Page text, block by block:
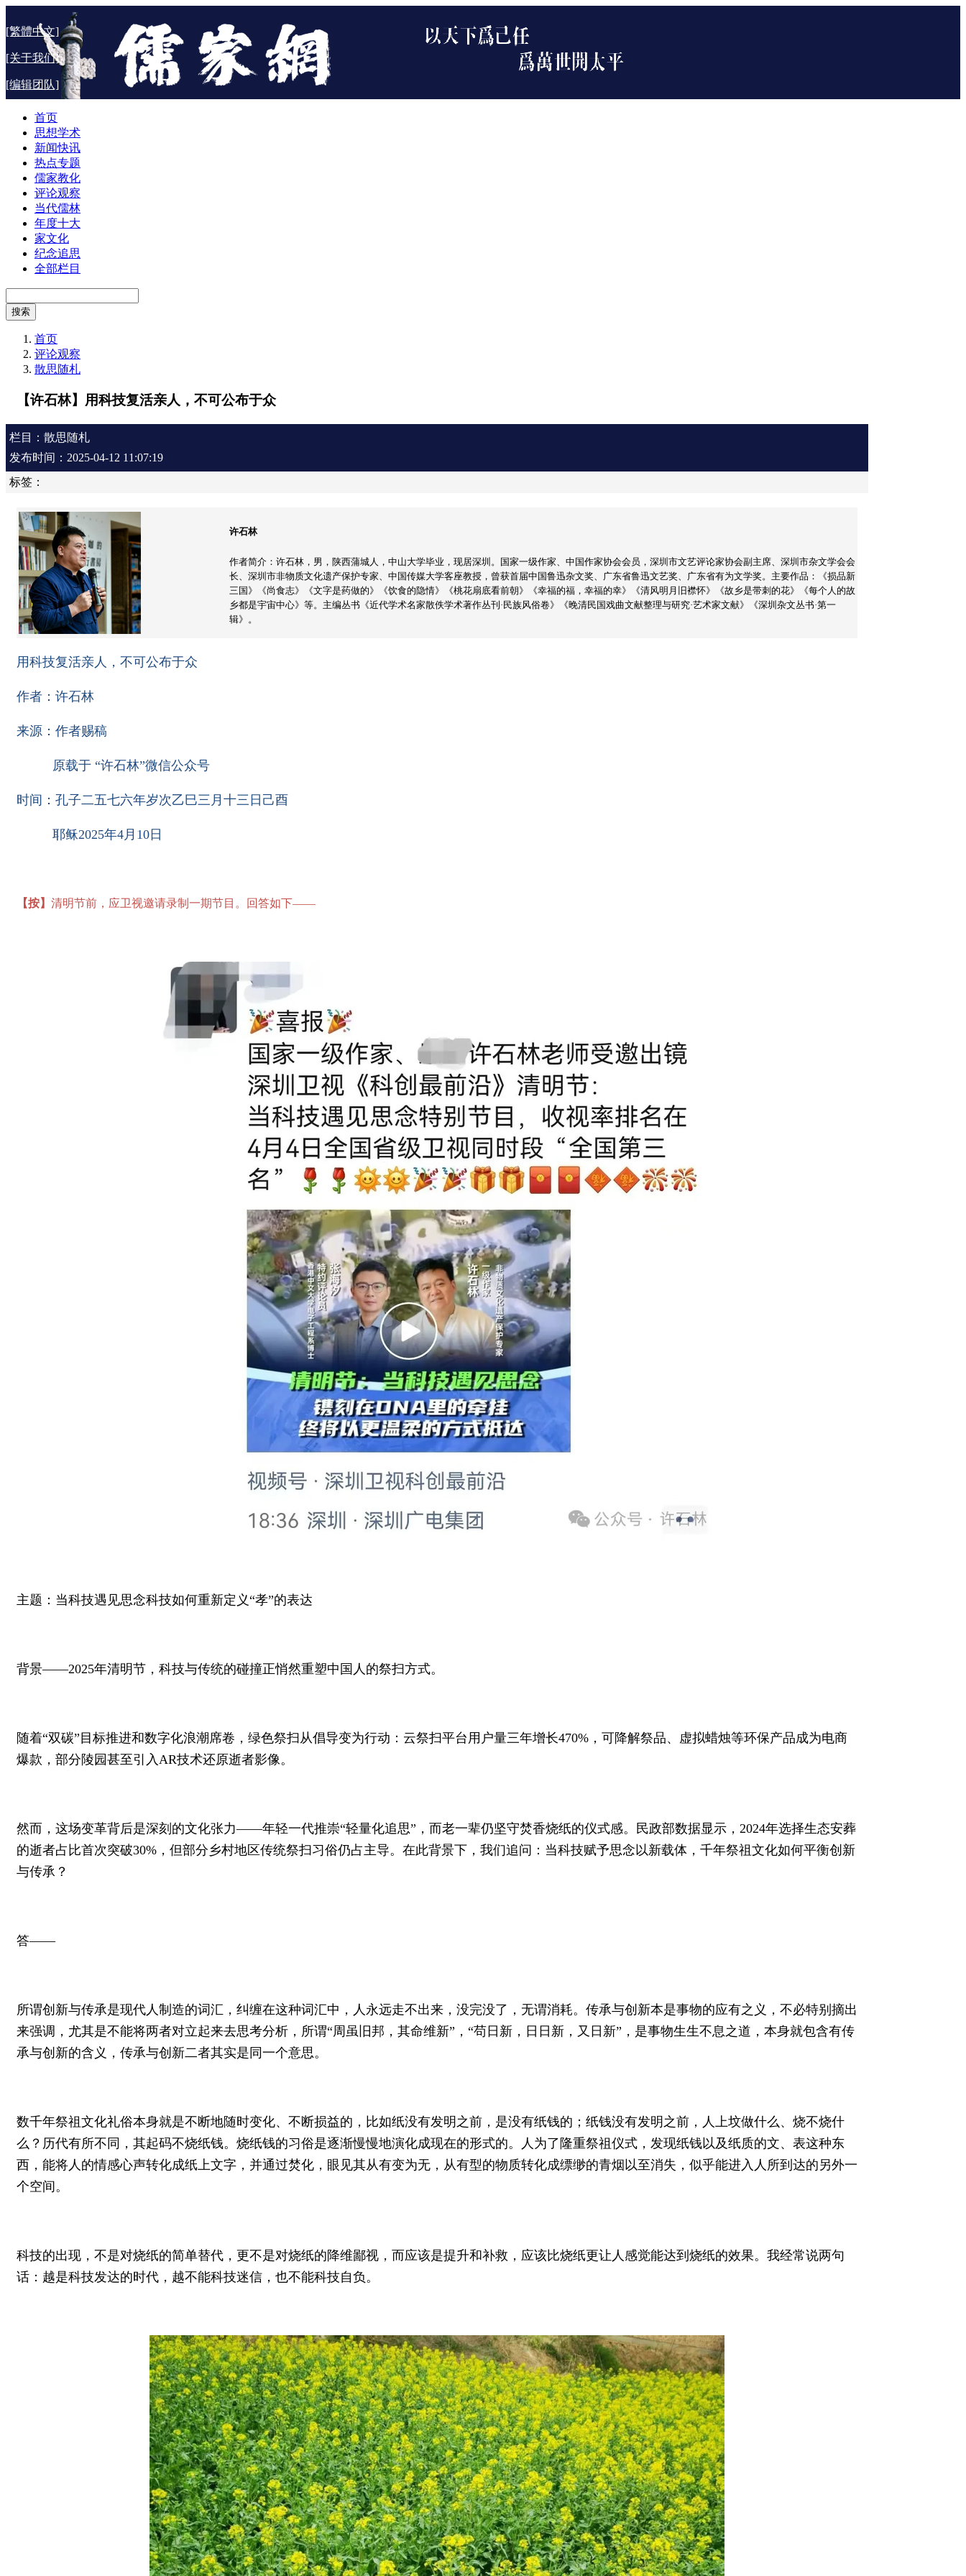
[繁體中文]
[关于我们]
[编辑团队]
首页
思想学术
新闻快讯
热点专题
儒家教化
评论观察
当代儒林
年度十大
家文化
纪念追思
全部栏目
搜索
首页
评论观察
散思随札
【许石林】用科技复活亲人，不可公布于众
栏目：散思随札
发布时间：2025-04-12 11:07:19
标签：
许石林
作者简介：许石林，男，陕西蒲城人，中山大学毕业，现居深圳。国家一级作家、中国作家协会会员，深圳市文艺评论家协会副主席、深圳市杂文学会会
长、深圳市非物质文化遗产保护专家、中国传媒大学客座教授，曾获首届中国鲁迅杂文奖、广东省鲁迅文艺奖、广东省有为文学奖。主要作品：《损品新
三国》《尚食志》《文字是药做的》《饮食的隐情》《桃花扇底看前朝》《幸福的福，幸福的幸》《清风明月旧襟怀》《故乡是带刺的花》《每个人的故
乡都是宇宙中心》等。主编丛书《近代学术名家散佚学术著作丛刊·民族风俗卷》《晚清民国戏曲文献整理与研究·艺术家文献》《深圳杂文丛书·第一
辑》。
用科技复活亲人，不可公布于众
作者：许石林
来源：作者赐稿
原载于 “许石林”微信公众号
时间：孔子二五七六年岁次乙巳三月十三日己酉
耶稣2025年4月10日
【按】 清明节前，应卫视邀请录制一期节目。回答如下——
主题：当科技遇见思念科技如何重新定义“孝”的表达
背景——2025年清明节，科技与传统的碰撞正悄然重塑中国人的祭扫方式。
随着“双碳”目标推进和数字化浪潮席卷，绿色祭扫从倡导变为行动：云祭扫平台用户量三年增长470%，可降解祭品、虚拟蜡烛等环保产品成为电商
爆款，部分陵园甚至引入AR技术还原逝者影像。
然而，这场变革背后是深刻的文化张力——年轻一代推崇“轻量化追思”，而老一辈仍坚守焚香烧纸的仪式感。民政部数据显示，2024年选择生态安葬
的逝者占比首次突破30%，但部分乡村地区传统祭扫习俗仍占主导。在此背景下，我们追问：当科技赋予思念以新载体，千年祭祖文化如何平衡创新
与传承？
答——
所谓创新与传承是现代人制造的词汇，纠缠在这种词汇中，人永远走不出来，没完没了，无谓消耗。传承与创新本是事物的应有之义，不必特别摘出
来强调，尤其是不能将两者对立起来去思考分析，所谓“周虽旧邦，其命维新”，“苟日新，日日新，又日新”，是事物生生不息之道，本身就包含有传
承与创新的含义，传承与创新二者其实是同一个意思。
数千年祭祖文化礼俗本身就是不断地随时变化、不断损益的，比如纸没有发明之前，是没有纸钱的；纸钱没有发明之前，人上坟做什么、烧不烧什
么？历代有所不同，其起码不烧纸钱。烧纸钱的习俗是逐渐慢慢地演化成现在的形式的。人为了隆重祭祖仪式，发现纸钱以及纸质的文、表这种东
西，能将人的情感心声转化成纸上文字，并通过焚化，眼见其从有变为无，从有型的物质转化成缥缈的青烟以至消失，似乎能进入人所到达的另外一
个空间。
科技的出现，不是对烧纸的简单替代，更不是对烧纸的降维鄙视，而应该是提升和补救，应该比烧纸更让人感觉能达到烧纸的效果。我经常说两句
话：越是科技发达的时代，越不能科技迷信，也不能科技自负。